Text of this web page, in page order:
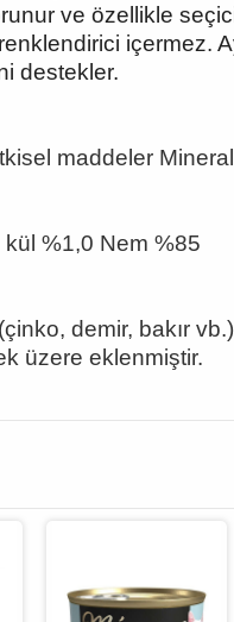
ve özellikle
içermez.
destekler.
maddeler
%1,0 Nem %85
demir, bakır
üzere eklenmiştir.